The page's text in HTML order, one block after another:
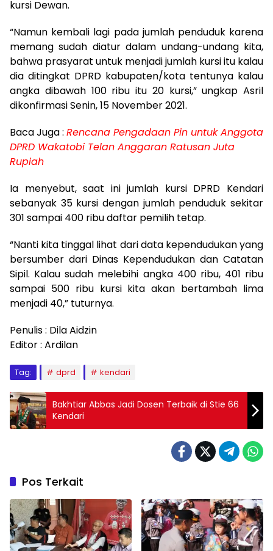
kursi Dewan.
“Namun kembali lagi pada jumlah penduduk karena
memang sudah diatur dalam undang-undang kita,
bahwa prasyarat untuk menjadi jumlah kursi itu kalau
dia ditingkat DPRD kabupaten/kota tentunya kalau
angka dibawah 100 ribu itu 20 kursi,” ungkap Asril
dikonfirmasi Senin, 15 November 2021.
Baca Juga : Rencana Pengadaan Pin untuk Anggota
DPRD Wakatobi Telan Anggaran Ratusan Juta
Rupiah
Ia menyebut, saat ini jumlah kursi DPRD Kendari
sebanyak 35 kursi dengan jumlah penduduk sekitar
301 sampai 400 ribu daftar pemilih tetap.
“Nanti kita tinggal lihat dari data kependudukan yang
bersumber dari Dinas Kependudukan dan Catatan
Sipil. Kalau sudah melebihi angka 400 ribu, 401 ribu
sampai 500 ribu kursi kita akan bertambah lima
menjadi 40,” tuturnya.
Penulis : Dila Aidzin
Editor : Ardilan
Tag: dprd kendari
Bakhtiar Abbas Jadi Dosen Terbaik di Stie 66
Kendari
Pos Terkait